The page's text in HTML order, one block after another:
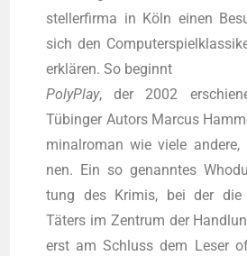
stel­ler­fir­ma in Köln einen
sich den
erklä­ren. So beginnt
Poly­Play, der 2002
Tübin­ger Autors Mar­cus
mi­nal­ro­man wie vie­le
nen. Ein so genann­tes
tung des Kri­mis, bei der die
Täters im Zen­trum der
erst am Schluss dem Leser